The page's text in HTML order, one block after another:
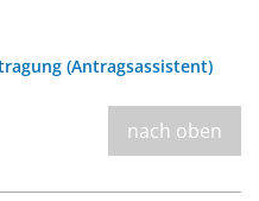
(Antragsassistent)
nach oben